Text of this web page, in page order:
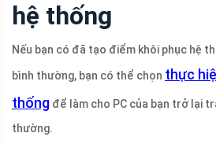
hệ thống
Nếu bạn có đã tạo điểm khôi phục hệ
bình thường, bạn có thể chọn thực
thống để làm cho PC của bạn trở lại
thường.